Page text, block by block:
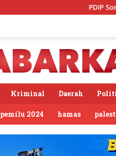
PDIP Somasi KWP Soal
Kriminal Daerah
pemilu 2024 hamas